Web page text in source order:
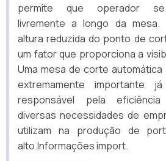
permite que operador se
livremente a longo da mesa.
altura reduzida do ponto de
um fator que proporciona a
Uma mesa de corte automática
extremamente importante
responsável pela
diversas necessidades de
utilizam na produção de
alto.Informações import.